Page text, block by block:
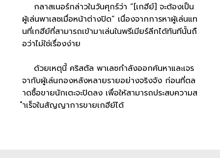
กลาสเนอร์กล่าวในวันศุกร์ว่า “[เกฮีย์] จะต้องเป็น
ผู้เล่นพาเลซเมื่อหน้าต่างปิด” เนื่องจากการหาผู้เล่นแท
นที่เกฮีย์ที่สามารถเข้ามาเล่นในพรีเมียร์ลีกได้ทันทีนั้นถื
อว่าไม่ใช่เรื่องง่าย
ด้วยเหตุนี้ คริสตัล พาเลซกำลังออกค้นหาและเจร
จากับผู้เล่นกองหลังหลายรายอย่างจริงจัง ก่อนที่ตล
าดซื้อขายนักเตะจะปิดลง เพื่อให้สามารถประสบความส
ำเร็จในสัญญาการขายเกฮีย์ได้